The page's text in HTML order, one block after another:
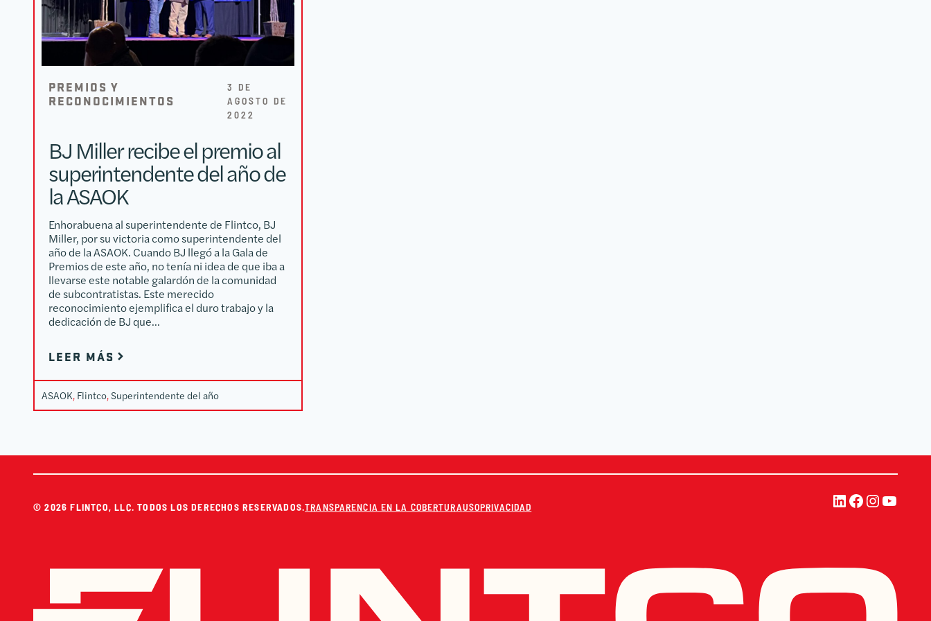
PREMIOS Y
RECONOCIMIENTOS
3 DE
AGOSTO DE
2022
BJ Miller recibe el premio al
superintendente del año de
la ASAOK
Enhorabuena al superintendente de Flintco, BJ
Miller, por su victoria como superintendente del
año de la ASAOK. Cuando BJ llegó a la Gala de
Premios de este año, no tenía ni idea de que iba a
llevarse este notable galardón de la comunidad
de subcontratistas. Este merecido
reconocimiento ejemplifica el duro trabajo y la
dedicación de BJ que...
LEER MÁS
ASAOK, Flintco, Superintendente del año
© 2026 FLINTCO, LLC. TODOS LOS DERECHOS RESERVADOS.TRANSPARENCIA EN LA COBERTURAUSOPRIVACIDAD LinkedIn
Facebook